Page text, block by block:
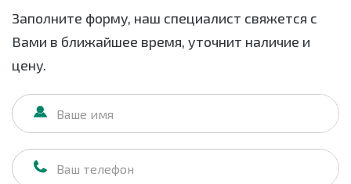
Заполните форму, наш специалист свяжется с
Вами в ближайшее время, уточнит наличие и
цену.